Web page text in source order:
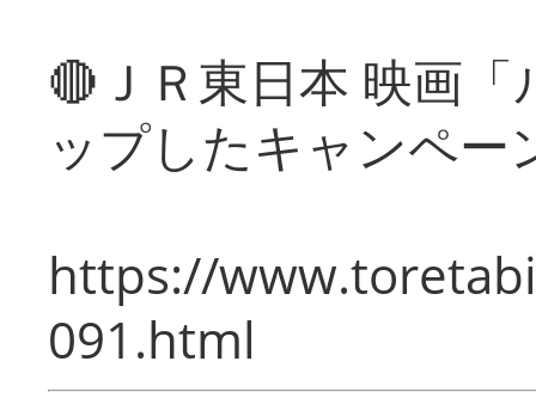
🔴ＪＲ東日本 映画
ップしたキャンペー
https://
091.html